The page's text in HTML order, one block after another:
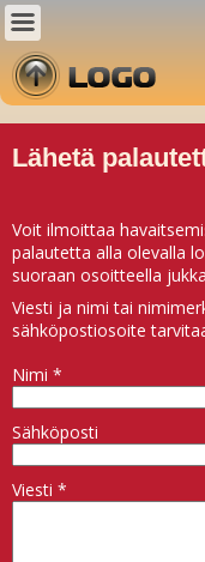
Lähetä
Voit ilmoittaa
palautetta alla olevalla
suoraan osoitteella
Viesti ja nimi tai
sähköpostiosoite
Nimi *
Sähköposti
Viesti *